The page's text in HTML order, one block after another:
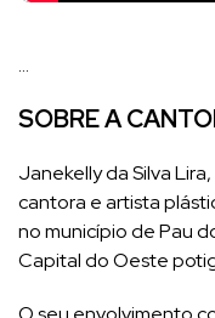
…
SOBRE A
Janekelly da Silva
cantora e artista
no município de Pau
Capital do Oeste